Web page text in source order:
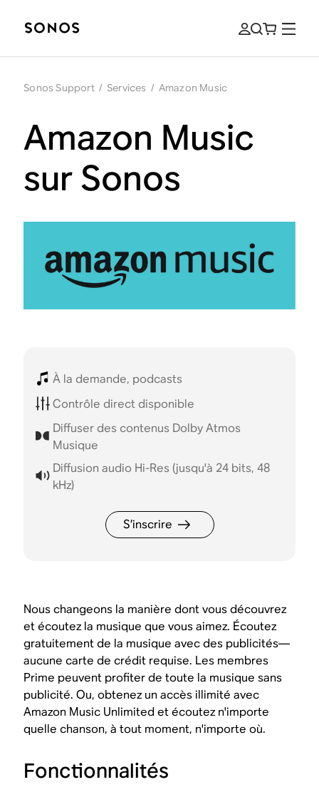
Sonos Support / Services / Amazon Music
Amazon Music
sur Sonos
À la demande, podcasts
Contrôle direct disponible
Diffuser des contenus Dolby Atmos
Musique
Diffusion audio Hi-Res (jusqu'à 24 bits, 48
kHz)
S’inscrire
Nous changeons la manière dont vous découvrez
et écoutez la musique que vous aimez. Écoutez
gratuitement de la musique avec des publicités—
aucune carte de crédit requise. Les membres
Prime peuvent profiter de toute la musique sans
publicité. Ou, obtenez un accès illimité avec
Amazon Music Unlimited et écoutez n'importe
quelle chanson, à tout moment, n'importe où.
Fonctionnalités